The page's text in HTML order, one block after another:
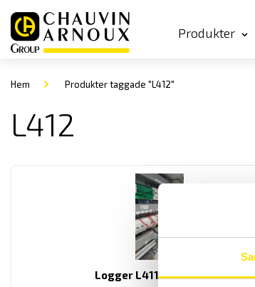
Produkter
Hem Produkter taggade "L412"
L412
Logger L411 L412 & L461